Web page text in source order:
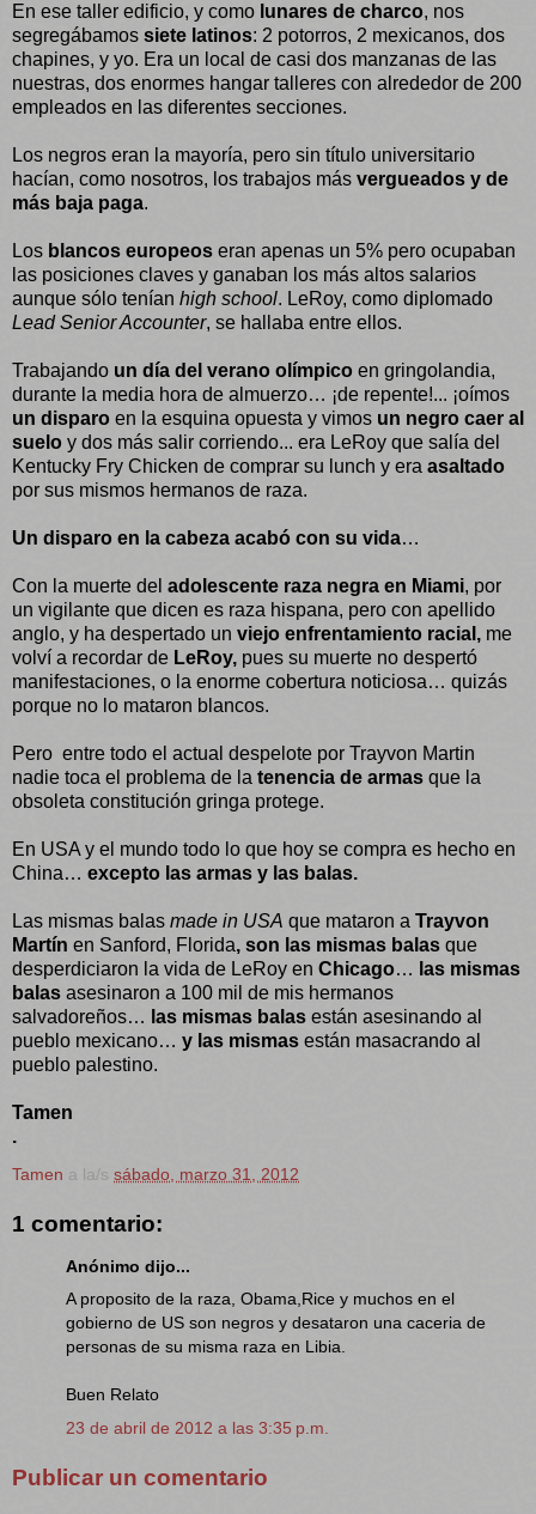
En ese taller edificio, y como lunares de charco, nos
segregábamos siete latinos: 2 potorros, 2 mexicanos, dos
chapines, y yo. Era un local de casi dos manzanas de las
nuestras, dos enormes hangar talleres con alrededor de 200
empleados en las diferentes secciones.
Los negros eran la mayoría, pero sin título universitario
hacían, como nosotros, los trabajos más vergueados y de
más baja paga.
Los blancos europeos eran apenas un 5% pero ocupaban
las posiciones claves y ganaban los más altos salarios
aunque sólo tenían high school. LeRoy, como diplomado
Lead Senior Accounter, se hallaba entre ellos.
Trabajando un día del verano olímpico en gringolandia,
durante la media hora de almuerzo… ¡de repente!... ¡oímos
un disparo en la esquina opuesta y vimos un negro caer al
suelo y dos más salir corriendo... era LeRoy que salía del
Kentucky Fry Chicken de comprar su lunch y era asaltado
por sus mismos hermanos de raza.
Un disparo en la cabeza acabó con su vida…
Con la muerte del adolescente raza negra en Miami, por
un vigilante que dicen es raza hispana, pero con apellido
anglo, y ha despertado un viejo enfrentamiento racial, me
volví a recordar de LeRoy, pues su muerte no despertó
manifestaciones, o la enorme cobertura noticiosa… quizás
porque no lo mataron blancos.
Pero entre todo el actual despelote por Trayvon Martin
nadie toca el problema de la tenencia de armas que la
obsoleta constitución gringa protege.
En USA y el mundo todo lo que hoy se compra es hecho en
China… excepto las armas y las balas.
Las mismas balas made in USA que mataron a Trayvon
Martín en Sanford, Florida, son las mismas balas que
desperdiciaron la vida de LeRoy en Chicago… las mismas
balas asesinaron a 100 mil de mis hermanos
salvadoreños… las mismas balas están asesinando al
pueblo mexicano… y las mismas están masacrando al
pueblo palestino.
Tamen
.
Tamen a la/s sábado, marzo 31, 2012
1 comentario:
Anónimo dijo...
A proposito de la raza, Obama,Rice y muchos en el
gobierno de US son negros y desataron una caceria de
personas de su misma raza en Libia.
Buen Relato
23 de abril de 2012 a las 3:35 p.m.
Publicar un comentario